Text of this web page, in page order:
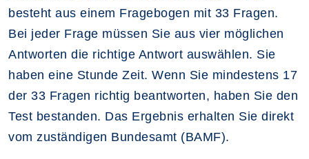
besteht aus einem Fragebogen mit 33 Fragen.
Bei jeder Frage müssen Sie aus vier möglichen
Antworten die richtige Antwort auswählen. Sie
haben eine Stunde Zeit. Wenn Sie mindestens 17
der 33 Fragen richtig beantworten, haben Sie den
Test bestanden. Das Ergebnis erhalten Sie direkt
vom zuständigen Bundesamt (BAMF).